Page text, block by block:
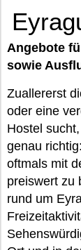
Angebote
sowie
Zuallererst
oder eine
Hostel
genau
oftmals mit
preiswert zu
rund um